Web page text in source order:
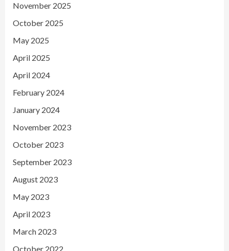
November 2025
October 2025
May 2025
April 2025
April 2024
February 2024
January 2024
November 2023
October 2023
September 2023
August 2023
May 2023
April 2023
March 2023
October 2022